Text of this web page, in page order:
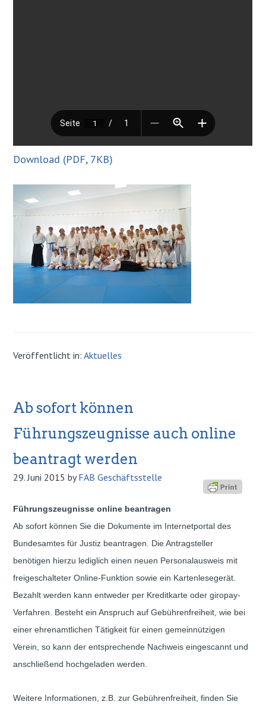
Download (PDF, 7KB)
Veröffentlicht in:Aktuelles
Ab sofort können
Führungszeugnisse auch online
beantragt werden
29. Juni 2015 byFAB Geschäftsstelle
Führungszeugnisse online beantragen
Ab sofort können Sie die Dokumente im Internetportal des
Bundesamtes für Justiz beantragen. Die Antragsteller
benötigen hierzu lediglich einen neuen Personalausweis mit
freigeschalteter Online-Funktion sowie ein Kartenlesegerät.
Bezahlt werden kann entweder per Kreditkarte oder giropay-
Verfahren. Besteht ein Anspruch auf Gebührenfreiheit, wie bei
einer ehrenamtlichen Tätigkeit für einen gemeinnützigen
Verein, so kann der entsprechende Nachweis eingescannt und
anschließend hochgeladen werden.
Weitere Informationen, z.B. zur Gebührenfreiheit, finden Sie